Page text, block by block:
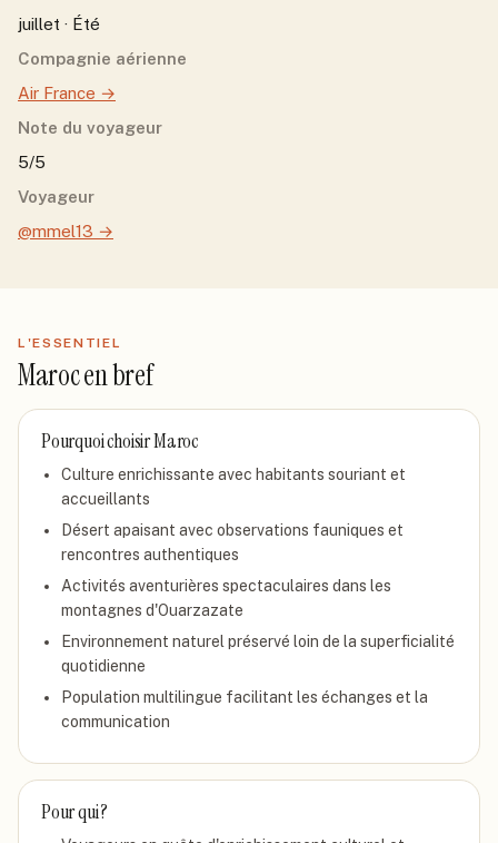
juillet · Été
Compagnie aérienne
Air France →
Note du voyageur
5/5
Voyageur
@mmel13 →
L'ESSENTIEL
Marocen bref
Pourquoi choisirMaroc
Culture enrichissante avec habitants souriant et
accueillants
Désert apaisant avec observations fauniques et
rencontres authentiques
Activités aventurières spectaculaires dans les
montagnes d'Ouarzazate
Environnement naturel préservé loin de la superficialité
quotidienne
Population multilingue facilitant les échanges et la
communication
Pour qui ?